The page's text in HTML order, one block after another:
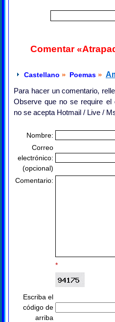
Comentar
Castellano » Poemas »
Para hacer un comentario,
Observe que no se require el
no se acepta Hotmail / Live /
Nombre:
Correo
electrónico:
(opcional)
Comentario:
*
Escriba el
código de
arriba